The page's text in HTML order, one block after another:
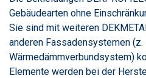
Gebäudearten ohne
Sie sind mit weiteren
anderen Fassadensystemen (z.
Wärmedämmverbundsystem)
Elemente werden bei der